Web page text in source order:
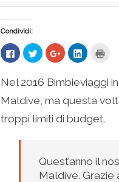
Condividi:
Fai
clic
su
Facebook
(Si
apre
una
nuova
Fai
clic
condividere
su
(Si
in
una
Fai
clic
condividere
su
Google+
(Si
apre
in
una
Fai
clic
su
LinkedIn
(Si
in
una
(Si
apre
in
Nel 2016 Bimbieviaggi
Maldive, ma questa
troppi limiti di budget.
Quest’anno il
Maldive.